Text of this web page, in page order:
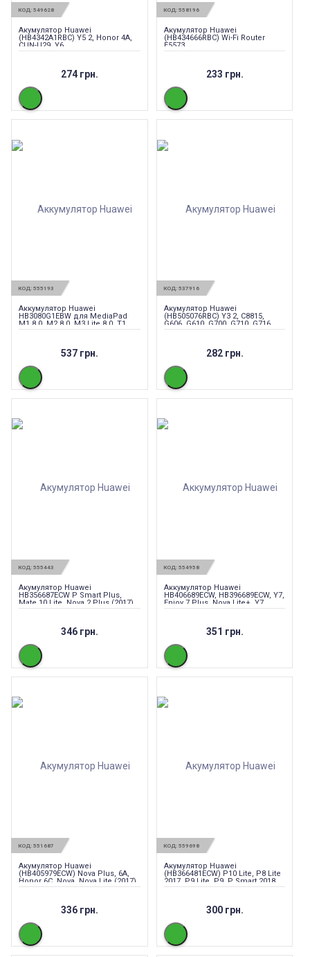
КОД: 549628
Акумулятор Huawei
(HB4342A1RBC) Y5 2, Honor 4A,
CUN-U29, Y6
274 грн.
КОД: 558196
Акумулятор Huawei
(HB434666RBC) Wi-Fi Router
E5573
233 грн.
КОД: 555193
Аккумулятор Huawei
HB3080G1EBW для MediaPad
M1 8.0, M2 8.0, M3 Lite 8.0, T1
8.0, T1 10, T2 8 Pro, T3 8.0, T3 10
537 грн.
КОД: 537916
Акумулятор Huawei
(HB505076RBC) Y3 2, C8815,
G606, G610, G700, G710, G716,
G610S
282 грн.
КОД: 555443
Акумулятор Huawei
HB356687ECW P Smart Plus,
Mate 10 Lite, Nova 2 Plus (2017)
3340мАч
346 грн.
КОД: 554958
Аккумулятор Huawei
HB406689ECW, HB396689ECW, Y7,
Enjoy 7 Plus, Nova Lite+, Y7
Prime, Mate 9, Y9 2018 4000mAh
351 грн.
КОД: 551687
Акумулятор Huawei
(HB405979ECW) Nova Plus, 6A,
Honor 6C, Nova, Nova Lite (2017),
P9 Lite mini, Y6 (2017), Y6 Pro
336 грн.
КОД: 559698
Акумулятор Huawei
(HB366481ECW) P10 Lite, P8 Lite
2017, P9 Lite, P9, P Smart 2018,
P20 lite 3000mAh
300 грн.